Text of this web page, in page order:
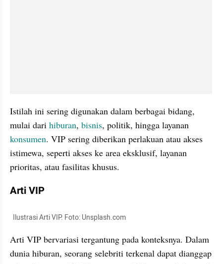
Istilah ini sering digunakan dalam berbagai bidang,
mulai dari hiburan, bisnis
konsumen. VIP sering diberikan perlakuan atau akses
istimewa, seperti akses ke area eksklusif, layanan
prioritas, atau fasilitas khusus.
Arti VIP
  Ilustrasi Arti VIP. Foto: Unsplash.com
Arti VIP bervariasi tergantung pada konteksnya. Dalam
dunia hiburan, seorang selebriti terkenal dapat dianggap